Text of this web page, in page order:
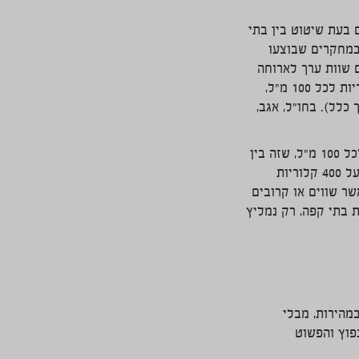
בעת שיטוט בין בתי
שבוצעו
שוות ערך לארוחה
מלאה. ברשתות בתי הקפה, נמצא כי הערך הקלורי של אייס קפה רגיל נע בין 76 ל-106 קלוריות לכל 100 מ"ל,
מספקים בדרך כלל). בחו"ל, אגב,
אייס קפה לייט, לעומת זאת, נמכר ברשתות בתי הקפה כשהוא מכיל בין 11 ל-100 קלוריות לכל 100 מ"ל, שזה בין
50 קלוריות ל-450 קלוריות לכוס של 450 מ"ל. הבנתם נכון, איך יתכן שיש אייס קפה לייט בעל 400 קלוריות
שווים או קרובים
בתי קפה, רק נמליץ
מבלי
והפשוט